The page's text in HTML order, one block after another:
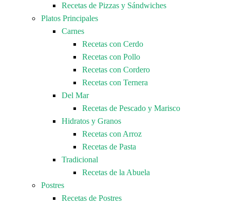
Recetas de Pizzas y Sándwiches
Platos Principales
Carnes
Recetas con Cerdo
Recetas con Pollo
Recetas con Cordero
Recetas con Ternera
Del Mar
Recetas de Pescado y Marisco
Hidratos y Granos
Recetas con Arroz
Recetas de Pasta
Tradicional
Recetas de la Abuela
Postres
Recetas de Postres